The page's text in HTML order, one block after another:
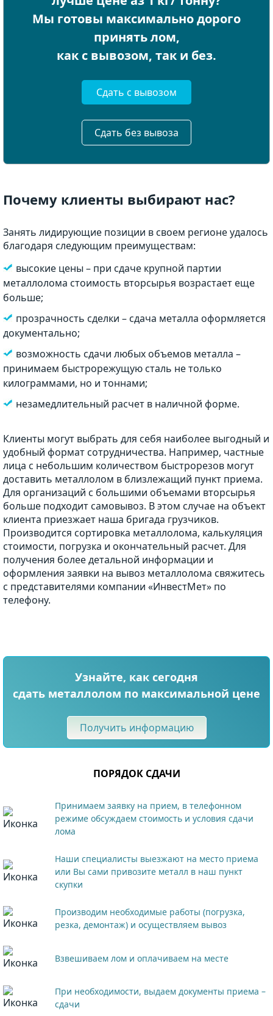
Мы готовы максимально дорого
принять лом,
как с вывозом, так и без.
Сдать с вывозом
Сдать без вывоза
Почему клиенты выбирают нас?
Занять лидирующие позиции в своем регионе удалось
благодаря следующим преимуществам:
высокие цены – при сдаче крупной партии
металлолома стоимость вторсырья возрастает еще
больше;
прозрачность сделки – сдача металла оформляется
документально;
возможность сдачи любых объемов металла –
принимаем быстрорежущую сталь не только
килограммами, но и тоннами;
незамедлительный расчет в наличной форме.
Клиенты могут выбрать для себя наиболее выгодный и
удобный формат сотрудничества. Например, частные
лица с небольшим количеством быстрорезов могут
доставить металлолом в близлежащий пункт приема.
Для организаций с большими объемами вторсырья
больше подходит самовывоз. В этом случае на объект
клиента приезжает наша бригада грузчиков.
Производится сортировка металлолома, калькуляция
стоимости, погрузка и окончательный расчет. Для
получения более детальной информации и
оформления заявки на вывоз металлолома свяжитесь
с представителями компании «ИнвестМет» по
телефону.
Узнайте, как сегодня
сдать металлолом по максимальной цене
Получить информацию
ПОРЯДОК СДАЧИ
Принимаем заявку на прием, в телефонном
режиме обсуждаем стоимость и условия сдачи
лома
Наши специалисты выезжают на место приема
или Вы сами привозите металл в наш пункт
скупки
Производим необходимые работы (погрузка,
резка, демонтаж) и осуществляем вывоз
Взвешиваем лом и оплачиваем на месте
При необходимости, выдаем документы приема –
сдачи